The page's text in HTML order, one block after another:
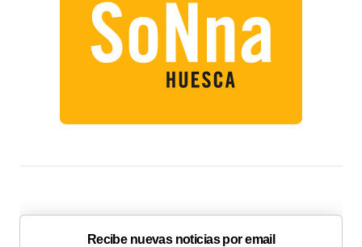
Recibe nuevas noticias por email